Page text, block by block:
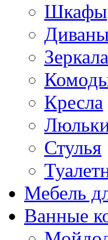
Шкафы
Зеркала
Кресла
Стулья
Мебель
Ванные